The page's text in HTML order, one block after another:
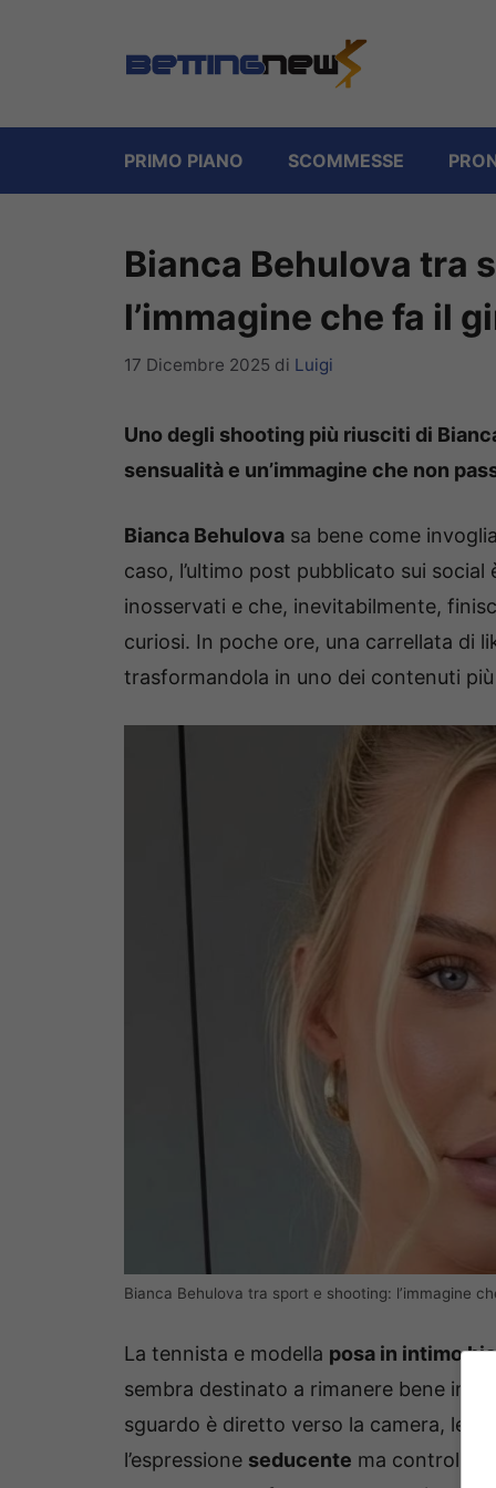
PRIMO PIANO SCOMMESSE
Bianca Behulova tra
l’immagine che fa il
17 Dicembre 2025 di Luigi
Uno degli shooting più riusciti di
sensualità e un’immagine che non
Bianca Behulova sa bene come
caso, l’ultimo post pubblicato sui
inosservati e che, inevitabilmente,
curiosi. In poche ore, una carrellata di
trasformandola in uno dei contenuti
Bianca Behulova tra sport e shooting: l’immagine
La tennista e modella posa in intimo
sembra destinato a rimanere bene
sguardo è diretto verso la camera, le
l’espressione seducente ma